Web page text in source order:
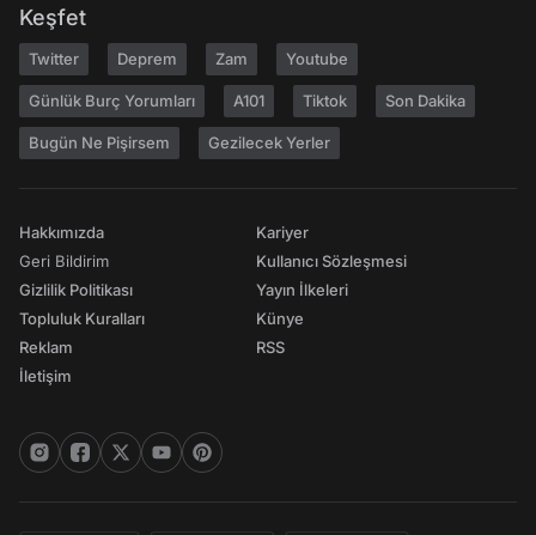
Keşfet
Twitter Deprem Zam Youtube
Günlük Burç Yorumları A101 Tiktok Son Dakika
Bugün Ne Pişirsem Gezilecek Yerler
Hakkımızda
Geri Bildirim
Gizlilik Politikası
Topluluk Kuralları
Reklam
İletişim
Kariyer
Kullanıcı Sözleşmesi
Yayın İlkeleri
Künye
RSS